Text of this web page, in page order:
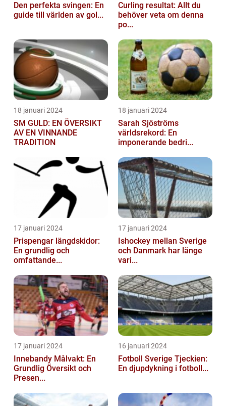
Den perfekta svingen: En
guide till världen av gol...
Curling resultat: Allt du
behöver veta om denna
po...
18 januari 2024
SM GULD: EN ÖVERSIKT
AV EN VINNANDE
TRADITION
18 januari 2024
Sarah Sjöströms
världsrekord: En
imponerande bedri...
17 januari 2024
Prispengar längdskidor:
En grundlig och
omfattande...
17 januari 2024
Ishockey mellan Sverige
och Danmark har länge
vari...
17 januari 2024
Innebandy Målvakt: En
Grundlig Översikt och
Presen...
16 januari 2024
Fotboll Sverige Tjeckien:
En djupdykning i fotboll...